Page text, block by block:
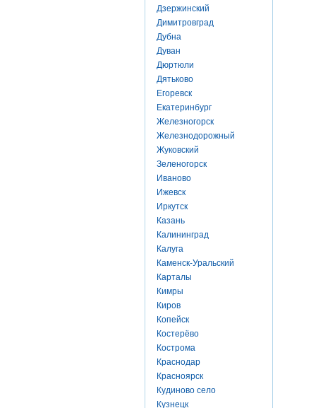
Дзержинский
Димитровград
Дубна
Дуван
Дюртюли
Дятьково
Егоревск
Екатеринбург
Железногорск
Железнодорожный
Жуковский
Зеленогорск
Иваново
Ижевск
Иркутск
Казань
Калининград
Калуга
Каменск-Уральский
Карталы
Кимры
Киров
Копейск
Костерёво
Кострома
Краснодар
Красноярск
Кудиново село
Кузнецк